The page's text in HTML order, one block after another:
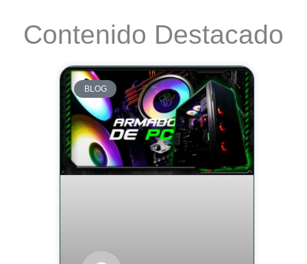
Contenido Destacado
BLOG